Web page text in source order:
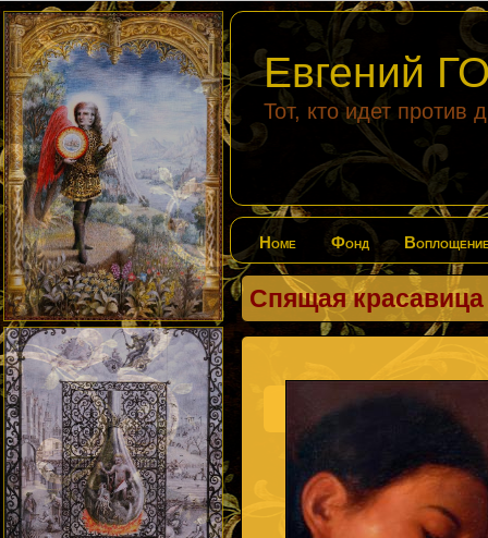
Евгений
Тот, кто идет против
Home Фонд
Спящая красавица